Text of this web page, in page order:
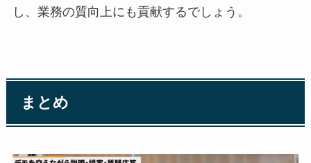
し、業務の質向上にも貢献するでしょう。
まとめ